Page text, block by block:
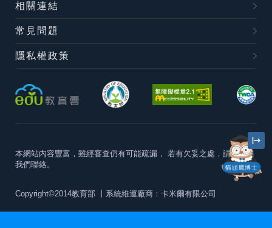
貓頭鷹博士
相關連結
常見問題
隱私權政策
本網站內容豐富，雖經審查仍有可能疏漏， 若有欠妥之處，請隨時與
我們聯絡。
Copyright©2014教育部 丨系統維運廠商：卡米爾有限公司